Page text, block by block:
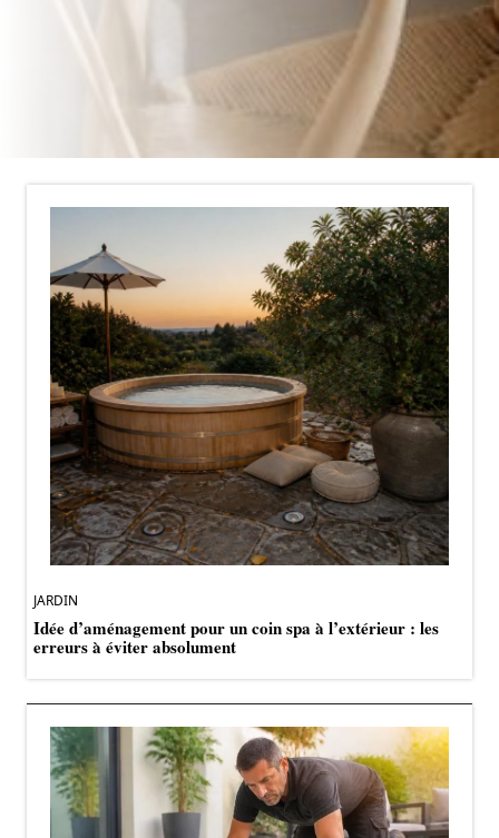
JARDIN
Idée d’aménagement pour un coin spa à l’extérieur : les
erreurs à éviter absolument